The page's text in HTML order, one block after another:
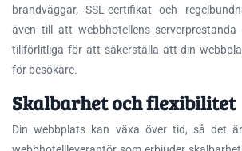
brandväggar, SSL-certifikat och
även till att webbhotellens
tillförlitliga för att säkerställa att din
för besökare.
Skalbarhet och flexibilitet
Din webbplats kan växa över tid, så det